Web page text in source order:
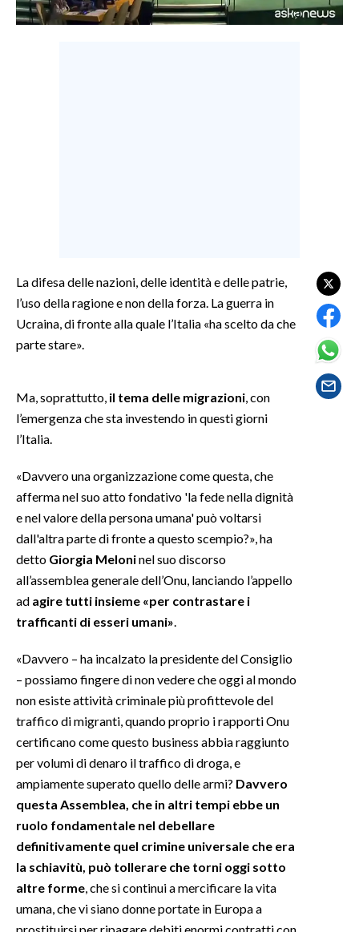
BANDI
ALTRI SPORT
SPETTACOLI
GOSSIP
SALUTE
SARDEGNA TURISMO
NOTIZIE
EVENTI
#CARAUNIONE
INSULARITÀ
ABBONATI
ANNUNCI
NECROLOGI
PUBBLICITÀ
La difesa delle nazioni, delle identità e delle patrie,
l’uso della ragione e non della forza. La guerra in
Ucraina, di fronte alla quale l’Italia «ha scelto da che
parte stare».
Ma, soprattutto, il tema delle migrazioni , con
l’emergenza che sta investendo in questi giorni
l’Italia.
«Davvero una organizzazione come questa, che
afferma nel suo atto fondativo 'la fede nella dignità
e nel valore della persona umana' può voltarsi
dall'altra parte di fronte a questo scempio?», ha
detto Giorgia Meloninel suo discorso
all’assemblea generale dell’Onu, lanciando l’appello
ad agire tutti insieme «per contrastare i
trafficanti di esseri umani»
«Davvero – ha incalzato la presidente del Consiglio
– possiamo fingere di non vedere che oggi al mondo
non esiste attività criminale più profittevole del
traffico di migranti, quando proprio i rapporti Onu
certificano come questo business abbia raggiunto
per volumi di denaro il traffico di droga, e
ampiamente superato quello delle armi? Davvero
questa Assemblea, che in altri tempi ebbe un
ruolo fondamentale nel debellare
definitivamente quel crimine universale che era
la schiavitù, può tollerare che torni oggi sotto
altre forme , che si continui a mercificare la vita
umana, che vi siano donne portate in Europa a
prostituirsi per ripagare debiti enormi contratti con